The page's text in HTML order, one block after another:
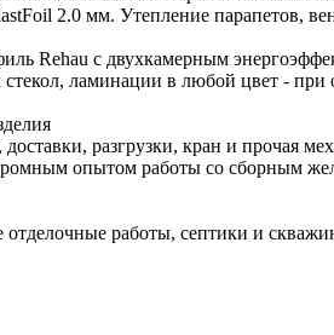
2.0 мм. Утепление парапетов,
Rehau с двухкамерным
ламинации в любой цвет -
разгрузки, кран и прочая
опытом работы со сборным
отделочные работы, септики и